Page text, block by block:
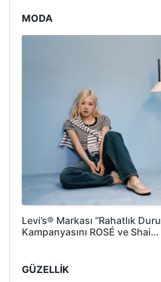
MODA
Levi’s® Markası “Rahatlık
Kampanyasını ROSÉ ve Shai…
GÜZELLİK